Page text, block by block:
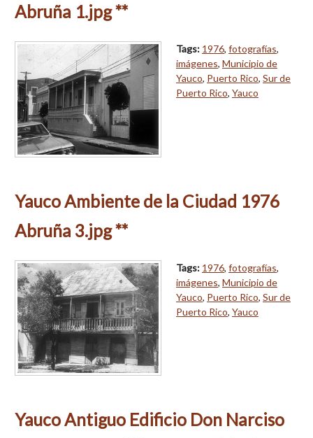
Abruña 1.jpg **
Tags: 1976, fotografías,
imágenes, Municipio de
Yauco, Puerto Rico, Sur de
Puerto Rico, Yauco
Yauco Ambiente de la Ciudad 1976
Abruña 3.jpg **
Tags: 1976, fotografías,
imágenes, Municipio de
Yauco, Puerto Rico, Sur de
Puerto Rico, Yauco
Yauco Antiguo Edificio Don Narciso